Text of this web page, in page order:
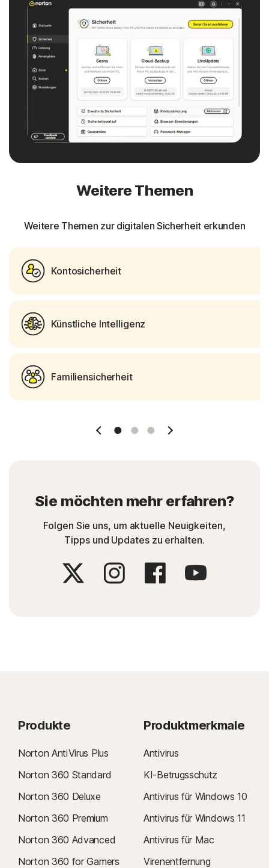
Weitere Themen
Weitere Themen zur digitalen Sicherheit erkunden
Kontosicherheit
Künstliche Intelligenz
Familiensicherheit
1 Slide2 Slide3 Slide
Sie möchten mehr erfahren?
Folgen Sie uns, um aktuelle Neuigkeiten,
Tipps und Updates zu erhalten.
Produkte
Norton AntiVirus Plus
Norton 360 Standard
Norton 360 Deluxe
Norton 360 Premium
Norton 360 Advanced
Norton 360 for Gamers
Produktmerkmale
Antivirus
KI-Betrugsschutz
Antivirus für Windows 10
Antivirus für Windows 11
Antivirus für Mac
Virenentfernung